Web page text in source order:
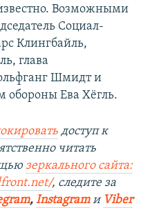
Возможными
Социал-
Клингбайль,
глава
Шмидт и
обороны Ева Хёгль.
доступ к
читать
зеркального сайта:
, следите за
, Instagramи Viber